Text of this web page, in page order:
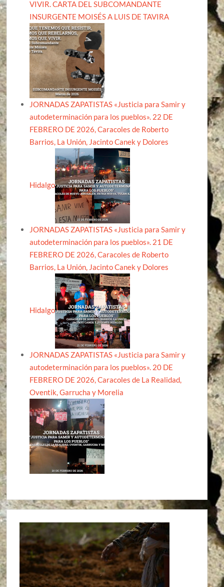
VIVIR. CARTA DEL SUBCOMANDANTE
INSURGENTE MOISÉS A LUIS DE TAVIRA
JORNADAS ZAPATISTAS «Justicia para Samir y
autodeterminación para los pueblos». 22 DE
FEBRERO DE 2026, Caracoles de Roberto
Barrios, La Unión, Jacinto Canek y Dolores
Hidalgo
JORNADAS ZAPATISTAS «Justicia para Samir y
autodeterminación para los pueblos». 21 DE
FEBRERO DE 2026, Caracoles de Roberto
Barrios, La Unión, Jacinto Canek y Dolores
Hidalgo
JORNADAS ZAPATISTAS «Justicia para Samir y
autodeterminación para los pueblos». 20 DE
FEBRERO DE 2026, Caracoles de La Realidad,
Oventik, Garrucha y Morelia